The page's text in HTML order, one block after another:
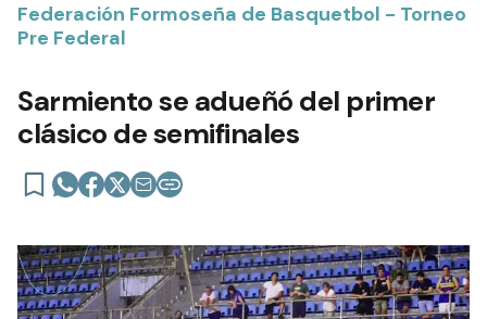
Federación Formoseña de Basquetbol - Torneo
Pre Federal
Sarmiento se adueñó del primer
clásico de semifinales